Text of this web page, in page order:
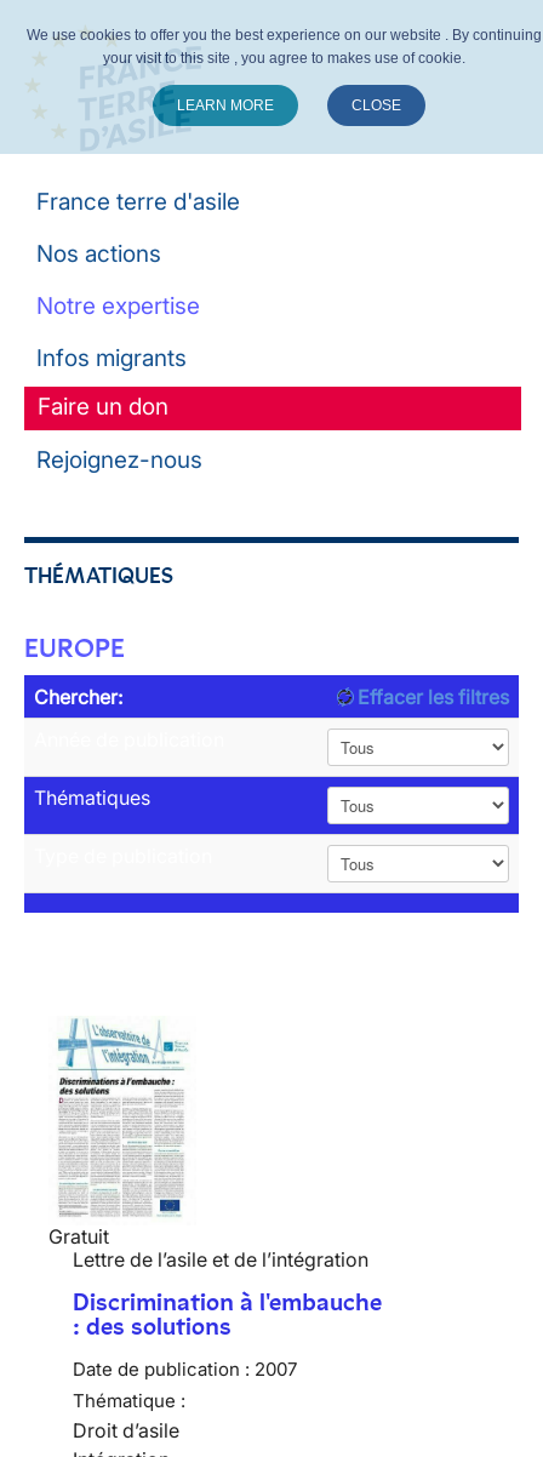
France terre d'asile
Nos actions
Notre expertise
Infos migrants
Faire un don
Rejoignez-nous
THÉMATIQUES
EUROPE
Chercher:
Effacer les filtres
Thématiques
Gratuit
Lettre de l’asile et de l’intégration
Discrimination à l'embauche
: des solutions
Date de publication : 2007
Thématique :
Droit d’asile
We use cookies to offer you the best experience on our website . By continuing
your visit to this site , you agree to makes use of cookie.
LEARN MORE CLOSE